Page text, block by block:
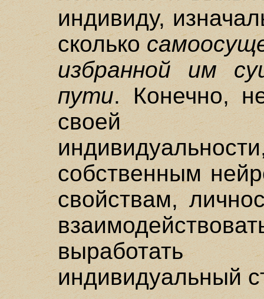
индивиду,
сколько
избранной им
пути. Конечно,
своей
собственным
свойствам,
индивидуальный